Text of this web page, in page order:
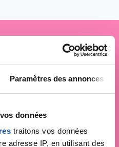
Paramètres des annonces
données
traitons vos données
adresse IP, en utilisant des
la Ligue
cancer